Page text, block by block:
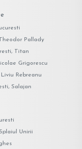
Pallady
Titan
Grigorescu
Rebreanu
Salajan
Unirii